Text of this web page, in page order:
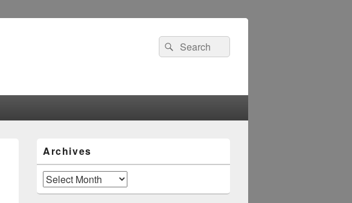
Search
for:
Search
Sidebar
Widget
Area
Archives
Archives